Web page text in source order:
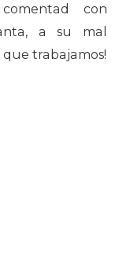
con
a su mal
que trabajamos!